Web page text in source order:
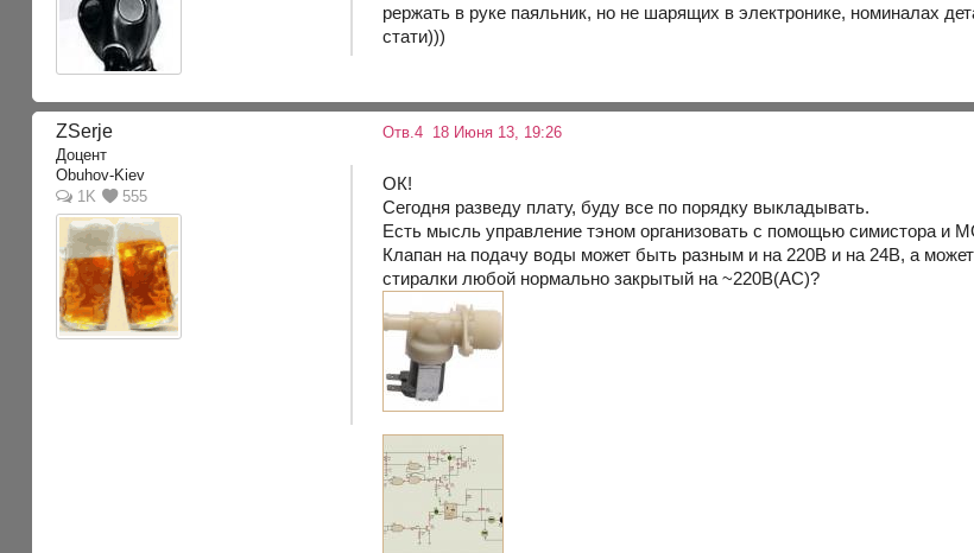
рержать в руке паяльник, но не шарящих в электронике, номиналах
стати)))
ZSerje
Доцент
Obuhov-Kiev
1K
555
Отв.4 18 Июня 13, 19:26
ОК!
Сегодня разведу плату, буду все по порядку выкладывать.
Есть мысль управление тэном организовать с помощью симистора и
Клапан на подачу воды может быть разным и на 220В и на 24В, а
стиралки любой нормально закрытый на ~220В(AC)?